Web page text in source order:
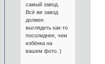
самый завод.
Всё же завод
должен
выглядеть как-то
посолиднее, чем
избёнка на
вашем фото. )